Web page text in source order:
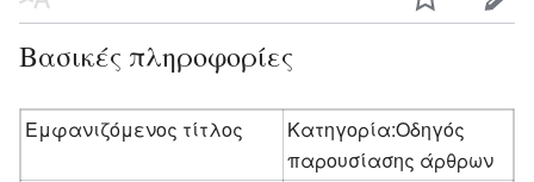
Βασικές πληροφορίες
Εμφανιζόμενος τίτλος
Κατηγορία:Οδηγός
παρουσίασης άρθρων